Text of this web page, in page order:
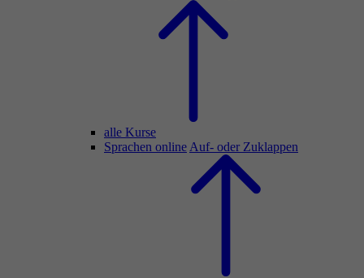
alle Kurse
Sprachen online Auf- oder Zuklappen